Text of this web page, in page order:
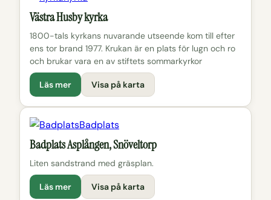
Västra Husby kyrka
1800-tals kyrkans nuvarande utseende kom till efter
ens tor brand 1977. Krukan är en plats för lugn och ro
och brukar vara en av stiftets sommarkyrkor
Läs mer Visa på karta
Badplats
Badplats Asplången, Snöveltorp
Liten sandstrand med gräsplan.
Läs mer Visa på karta